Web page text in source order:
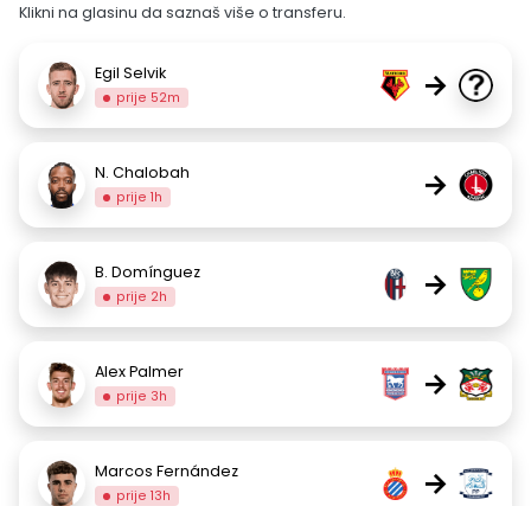
Klikni na glasinu da saznaš više o transferu.
Egil Selvik
prije 52m →
N. Chalobah
prije 1h →
B. Domínguez
prije 2h →
Alex Palmer
prije 3h →
Marcos Fernández
prije 13h →